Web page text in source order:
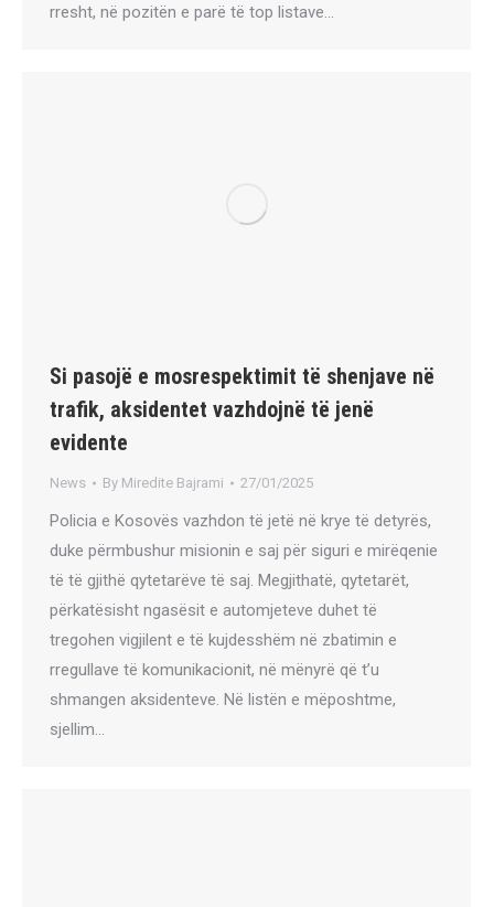
rresht, në pozitën e parë të top listave…
Si pasojë e mosrespektimit të shenjave në
trafik, aksidentet vazhdojnë të jenë
evidente
News By Miredite Bajrami 27/01/2025
Policia e Kosovës vazhdon të jetë në krye të detyrës,
duke përmbushur misionin e saj për siguri e mirëqenie
të të gjithë qytetarëve të saj. Megjithatë, qytetarët,
përkatësisht ngasësit e automjeteve duhet të
tregohen vigjilent e të kujdesshëm në zbatimin e
rregullave të komunikacionit, në mënyrë që t’u
shmangen aksidenteve. Në listën e mëposhtme,
sjellim…